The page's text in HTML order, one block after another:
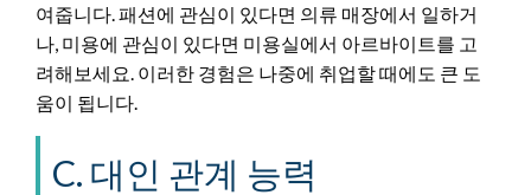
여줍니다. 패션에 관심이 있다면 의류 매장에서 일하거
나, 미용에 관심이 있다면 미용실에서 아르바이트를 고
려해보세요. 이러한 경험은 나중에 취업할 때에도 큰 도
움이 됩니다.
C. 대인 관계 능력